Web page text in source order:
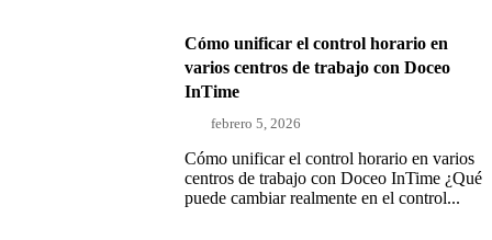
Cómo unificar el control horario en
varios centros de trabajo con Doceo
InTime
febrero 5, 2026
Cómo unificar el control horario en varios
centros de trabajo con Doceo InTime ¿Qué
puede cambiar realmente en el control...